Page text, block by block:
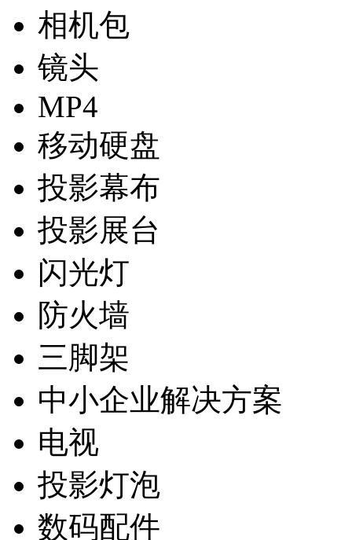
相机包
镜头
MP4
移动硬盘
投影幕布
投影展台
闪光灯
防火墙
三脚架
中小企业解决方案
电视
投影灯泡
数码配件